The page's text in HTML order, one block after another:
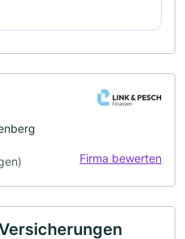
Firma bewerten